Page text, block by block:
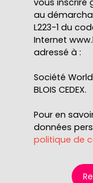
vous inscrire
au
L223-1 du
Internet
adressé à :
Société
BLOIS CEDEX.
Pour en
données
politique de